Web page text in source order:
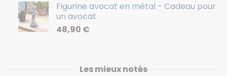
Figurine avocat en métal - Cadeau pour
un avocat
48,90 €
Les mieux notés